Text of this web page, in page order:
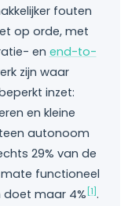
fouten
op orde, met
en end-to-
zijn waar
inzet:
en kleine
autonoom
29% van de
functioneel
doet maar 4% [1].